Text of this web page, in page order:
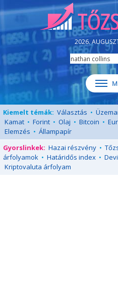
2026.
Kiemelt témák: Választás •
Kamat • Forint • Olaj • Bitcoin •
Elemzés • Állampapír
Gyorslinkek: Hazai részvény •
árfolyamok • Határidős index •
Kriptovaluta árfolyam